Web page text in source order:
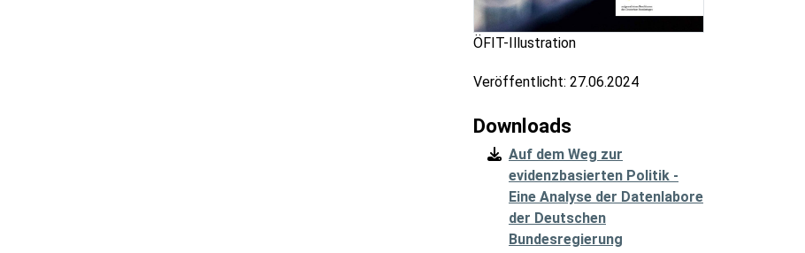
ÖFIT-Illustration
Veröffentlicht: 27.06.2024
Downloads
Auf dem Weg zur
evidenzbasierten Politik -
Eine Analyse der Datenlabore
der Deutschen
Bundesregierung